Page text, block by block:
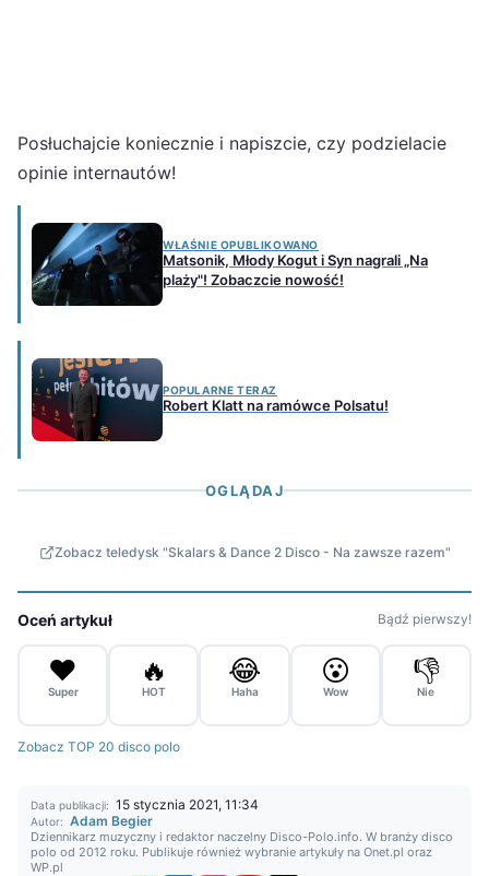
Posłuchajcie koniecznie i napiszcie, czy podzielacie
opinie internautów!
WŁAŚNIE OPUBLIKOWANO
Matsonik, Młody Kogut i Syn nagrali „Na
plaży"! Zobaczcie nowość!
POPULARNE TERAZ
Robert Klatt na ramówce Polsatu!
OGLĄDAJ
Zobacz teledysk "Skalars & Dance 2 Disco - Na zawsze razem"
Oceń artykuł Bądź pierwszy!
❤️
Super
🔥
HOT
😂
Haha
😮
Wow
👎
Nie
Zobacz TOP 20 disco polo
Data publikacji: 15 stycznia 2021, 11:34
Autor: Adam Begier
Dziennikarz muzyczny i redaktor naczelny Disco-Polo.info. W branży disco
polo od 2012 roku. Publikuje również wybranie artykuły na Onet.pl oraz
WP.pl